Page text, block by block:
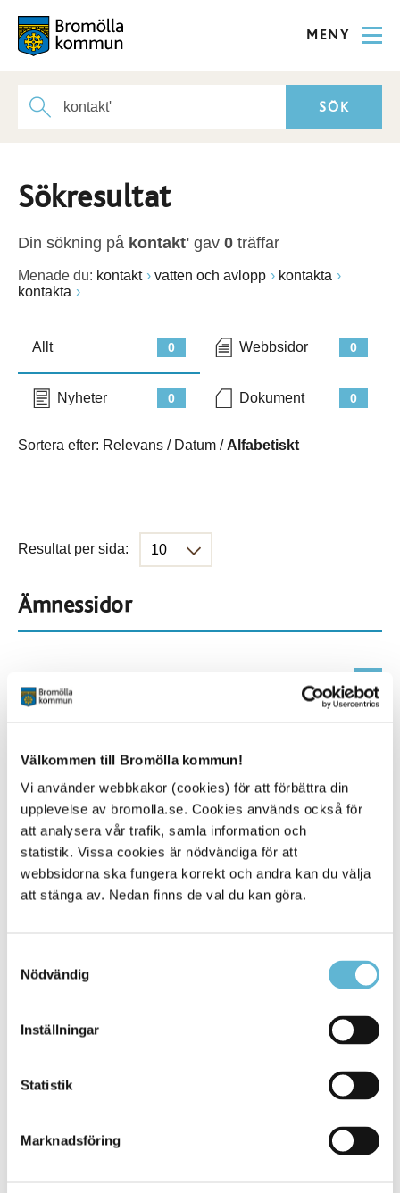
Välkommen till Bromölla kommun!
Vi använder webbkakor (cookies) för att förbättra din
upplevelse av bromolla.se. Cookies används också för
att analysera vår trafik, samla information och
statistik. Vissa cookies är nödvändiga för att
webbsidorna ska fungera korrekt och andra kan du välja
att stänga av. Nedan finns de val du kan göra.
Nödvändig
Inställningar
Statistik
Marknadsföring
MENY
Sökresultat
Din sökning på kontakt' gav 0 träffar
Menade du: kontakt vatten och avlopp
kontakta
kontakta
0
Allt 0
Webbsidor
0
Nyheter 0
Dokument
Sortera efter: Relevans / Datum / Alfabetiskt
Resultat per sida:
Ämnessidor
Hela webbplatsen
901
Alla platser
KONTAKT
Besöksadress
Box 18, 295 21 Bromölla